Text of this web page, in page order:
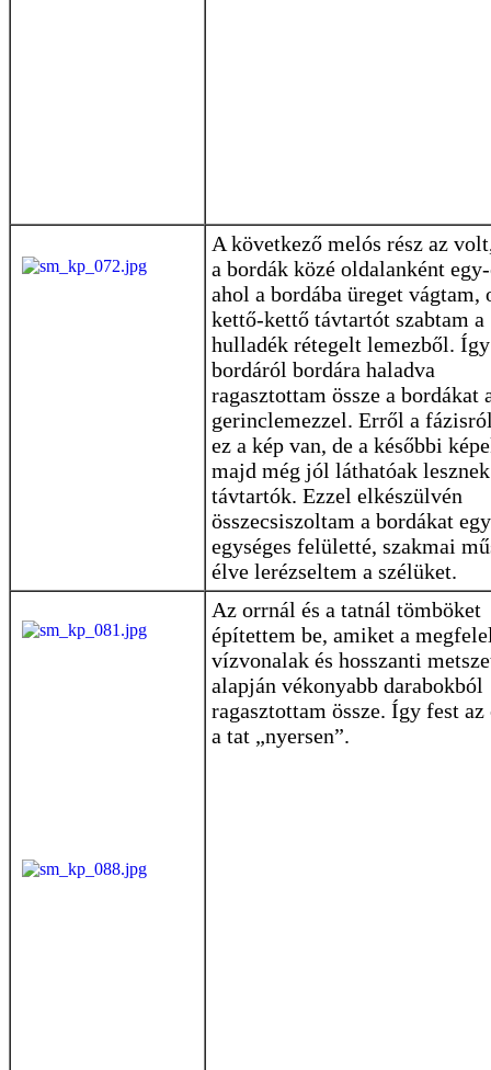
A következő melós rész az
a bordák közé oldalanként
ahol a bordába üreget vágtam,
kettő-kettő távtartót szabtam a
hulladék rétegelt lemezből. Így
bordáról bordára haladva
ragasztottam össze a bordákat
gerinclemezzel. Erről a
ez a kép van, de a későbbi
majd még jól láthatóak
távtartók. Ezzel elkészülvén
összecsiszoltam a bordákat egy
egységes felületté, szakmai
élve lerézseltem a szélüket.
Az orrnál és a tatnál tömböket
építettem be, amiket a
vízvonalak és hosszanti
alapján vékonyabb darabokból
ragasztottam össze. Így fest az
a tat „nyersen”.